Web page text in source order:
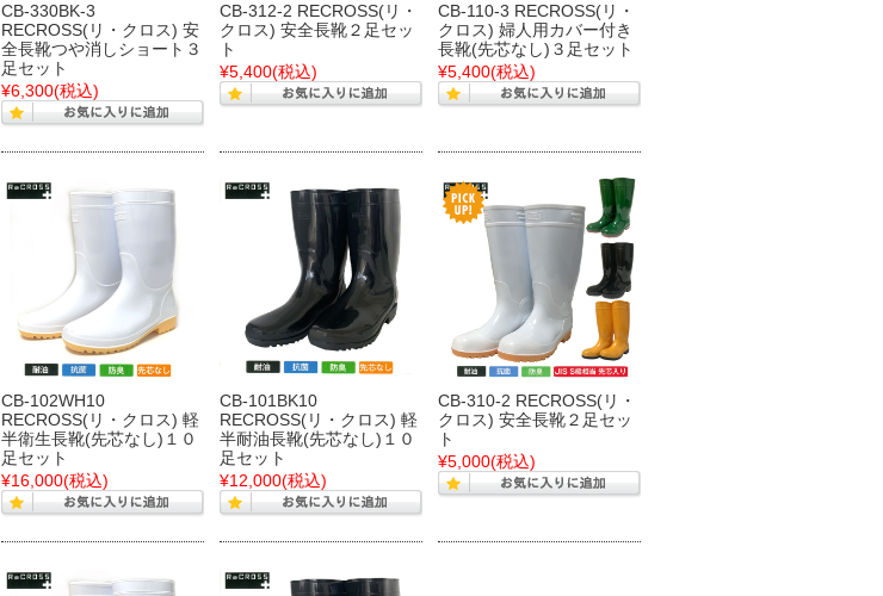
CB-330BK-3
RECROSS(リ・クロス) 安
全長靴つや消しショート３
足セット
¥6,300(税込)
CB-312-2 RECROSS(リ・
クロス) 安全長靴２足セッ
ト
¥5,400(税込)
CB-110-3 RECROSS(リ・
クロス) 婦人用カバー付き
長靴(先芯なし)３足セット
¥5,400(税込)
CB-102WH10
RECROSS(リ・クロス) 軽
半衛生長靴(先芯なし)１０
足セット
¥16,000(税込)
CB-101BK10
RECROSS(リ・クロス) 軽
半耐油長靴(先芯なし)１０
足セット
¥12,000(税込)
CB-310-2 RECROSS(リ・
クロス) 安全長靴２足セッ
ト
¥5,000(税込)